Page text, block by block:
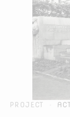
PROJECT